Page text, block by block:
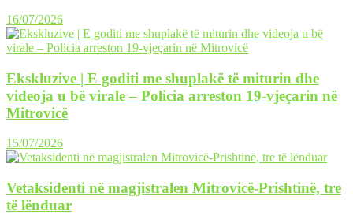
16/07/2026
Ekskluzive | E goditi me shuplakë të miturin dhe
videoja u bë virale – Policia arreston 19-vjeçarin në
Mitrovicë
15/07/2026
Vetaksidenti në magjistralen Mitrovicë-Prishtinë, tre
të lënduar